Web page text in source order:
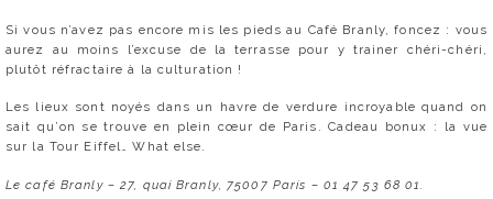
Si vous n’avez pas encore mis les pieds au Café Branly, foncez : vous
aurez au moins l’excuse de la terrasse pour y trainer chéri-chéri,
plutôt réfractaire à la culturation !
Les lieux sont noyés dans un havre de verdure incroyable quand on
sait qu’on se trouve en plein cœur de Paris. Cadeau bonux : la vue
sur la Tour Eiffel… What else.
Le café Branly – 27, quai Branly, 75007 Paris – 01 47 53 68 01.